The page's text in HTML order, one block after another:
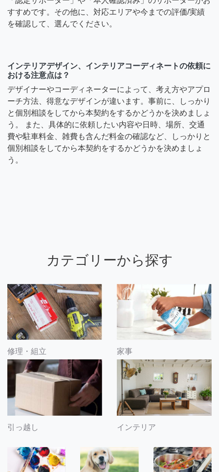
すすめです。その他に、対応エリアや今までの評価/実績
を確認して、選んでください。
インテリアデザイン、インテリアコーディネートの依頼に
おける注意点は？
デザイナーやコーディネーターによって、考え方やアプロ
ーチ方法、得意なデザインが違います。事前に、しっかり
と個別相談をしてから本契約をするかどうかを決めましょ
う。 また、具体的に依頼したい内容や日時、場所、交通
費や駐車料金、雑費も含んだ料金の確認など、しっかりと
個別相談をしてから本契約をするかどうかを決めましょ
う。
カテゴリーから探す
修理・組立 家事
引っ越し インテリア